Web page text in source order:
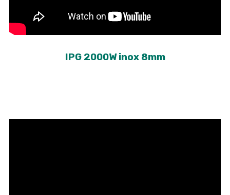
IPG 2000W inox 8mm